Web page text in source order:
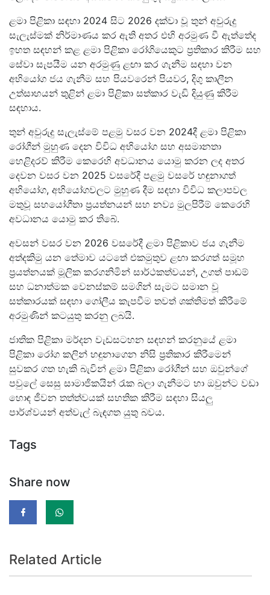
ළමා පිළිකා සඳහා 2024 සිට 2026 දක්වා වූ තුන් අවුරුදු
සැලැස්මක් නිර්මාණය කර ඇති අතර එහි අරමුණ වී ඇත්තේද
ඉහත සඳහන් කළ ළමා පිළිකා රෝගියෙකුට ප්‍රතිකාර කිරීම සහ
සේවා සැපයීම යන අරමුණු ළඟා කර ගැනීම සඳහා වන
අභියෝග ජය ගැනීම සහ පියවරෙන් පියවර, දිගු කාලීන
උත්සාහයන් තුළින් ළමා පිළිකා සත්කාර වැඩි දියුණු කිරීම
සඳහාය.
තුන් අවුරුදු සැලැස්මේ පළමු වසර වන 2024දී ළමා පිළිකා
රෝගීන් මුහුණ දෙන විවිධ අභියෝග සහ අසමානතා
හෙළිදරව් කිරීම කෙරෙහි අවධානය යොමු කරන ලද අතර
දෙවන වසර වන 2025 වසරේදී පළමු වසරේ හඳුනාගත්
අභියෝග, අභියෝගවලට මුහුණ දීම සඳහා විවිධ කලාපවල
මතුවූ සහයෝගීතා ප්‍රයත්නයන් සහ නව්‍ය මුලපිරීම් කෙරෙහි
අවධානය යොමු කර තිබේ.
අවසන් වසර වන 2026 වසරේදී ළමා පිළිකාව ජය ගැනීම
අත්දකිමු යන තේමාව යටතේ එකමුතුව ළඟා කරගත් සමූහ
ප්‍රයත්නයක් මූලික කරගනිමින් සාර්ථකත්වයන්, උගත් පාඩම්
සහ ධනාත්මක වෙනස්කම් සමගින් සැමට සමාන වූ
සත්කාරයක් සඳහා ගෝලීය කැපවීම තවත් ශක්තිමත් කිරීමේ
අරමුණින් කටයුතු කරනු ලබයි.
ජාතික පිළිකා මර්දන වැඩසටහන සඳහන් කරනුයේ ළමා
පිළිකා රෝග කලින් හඳුනාගෙන නිසි ප්‍රතිකාර කිරීමෙන්
සුවකර ගත හැකි බැවින් ළමා පිළිකා රෝගීන් සහ ඔවුන්ගේ
පවුලේ සෙසු සාමාජිකයින් රැක බලා ගැනීමට හා ඔවුන්ට වඩා
හොඳ ජීවන තත්ත්වයක් සහතික කිරීම සඳහා සියලු
පාර්ශ්වයන් අත්වැල් බැඳගත යුතු බවය.
Tags
Share now
Related Article